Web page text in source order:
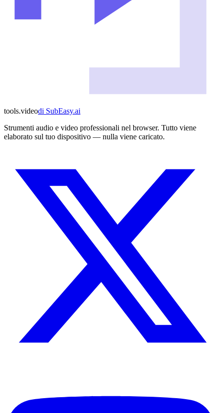
tools.videodi SubEasy.ai
Strumenti audio e video professionali nel browser. Tutto viene
elaborato sul tuo dispositivo — nulla viene caricato.